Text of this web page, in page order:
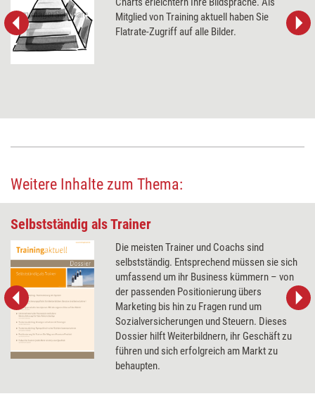
Mitglied von Training aktuell haben Sie
Flatrate-Zugriff auf alle Bilder.
Weitere Inhalte zum Thema:
Selbstständig als Trainer
Die meisten Trainer und Coachs sind
selbstständig. Entsprechend müssen sie sich
umfassend um ihr Business kümmern – von
der passenden Positionierung übers
Marketing bis hin zu Fragen rund um
Sozialversicherungen und Steuern. Dieses
Dossier hilft Weiterbildnern, ihr Geschäft zu
führen und sich erfolgreich am Markt zu
behaupten.